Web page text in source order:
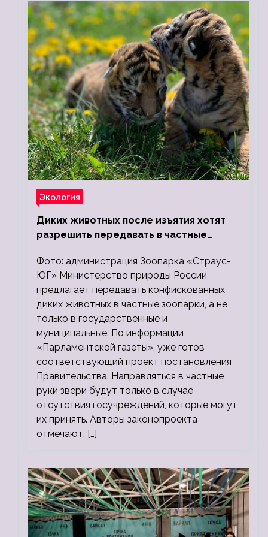
Экология
Диких животных после изъятия хотят
разрешить передавать в частные
Фото: администрация Зоопарка «Страус-
ЮГ» Министерство природы России
предлагает передавать конфискованных
диких животных в частные зоопарки, а не
только в государственные и
муниципальные. По информации
«Парламентской газеты», уже готов
соответствующий проект постановления
Правительства. Направляться в частные
руки звери будут только в случае
отсутствия госучреждений, которые могут
их принять. Авторы законопроекта
отмечают, […]